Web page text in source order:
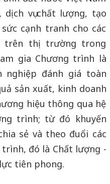
vụ chất lượng, tạo
cạnh tranh cho các
trên thị trường trong
gia Chương trình là
nghiệp đánh giá toàn
sản xuất, kinh doanh
hiệu thông qua hệ
trình; từ đó khuyến
sẻ và theo đuổi các
đó là Chất lượng -
tiên phong.